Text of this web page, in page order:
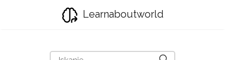
Learnaboutworld